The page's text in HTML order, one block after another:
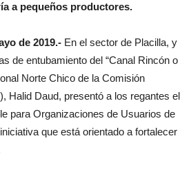
a pequeños productores.
de 2019.- En el sector de Placilla, y
de entubamiento del “Canal Rincón o
Norte Chico de la Comisión
Halid Daud, presentó a los regantes el
para Organizaciones de Usuarios de
que está orientado a fortalecer